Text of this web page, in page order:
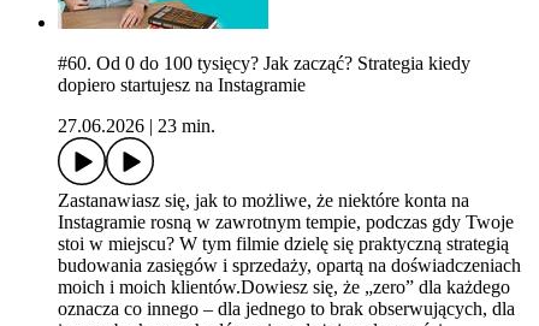
#60. Od 0 do 100 tysięcy? Jak zacząć? Strategia kiedy
dopiero startujesz na Instagramie
27.06.2026
23 min.
Zastanawiasz się, jak to możliwe, że niektóre konta na
Instagramie rosną w zawrotnym tempie, podczas gdy Twoje
stoi w miejscu? W tym filmie dzielę się praktyczną strategią
budowania zasięgów i sprzedaży, opartą na doświadczeniach
moich i moich klientów.Dowiesz się, że „zero” dla każdego
oznacza co innego – dla jednego to brak obserwujących, dla